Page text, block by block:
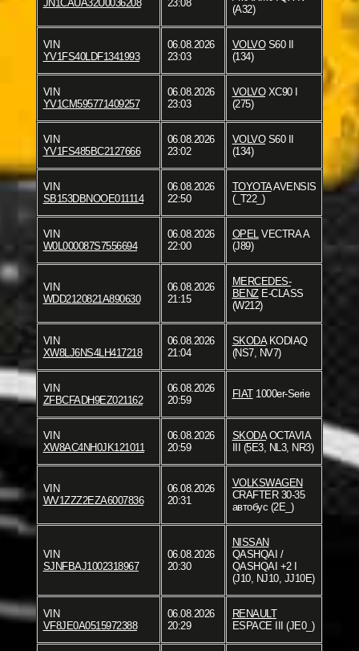
JN1CAUA32U0036208
23:08
(A32)
VIN
YV1FS40LDF1341993
06.08.2026
23:03
VOLVOS60 II
(134)
VIN
YV1CM595771409257
06.08.2026
23:03
VOLVOXC90 I
(275)
VIN
YV1FS485BC2127666
06.08.2026
23:02
VOLVOS60 II
(134)
VIN
SB153DBNOOE011114
06.08.2026
22:50
TOYOTAAVENSIS
(_T22_)
VIN
W0L000087S7556694
06.08.2026
22:00
OPELVECTRA A
(J89)
VIN
WDD2120821A890630
06.08.2026
21:15
MERCEDES-
BENZE-CLASS
(W212)
VIN
XW8LJ6NS4LH417218
06.08.2026
21:04
SKODAKODIAQ
(NS7, NV7)
VIN
ZFBCFADH9EZ021162
06.08.2026
20:59
FIAT1000er-Serie
VIN
XW8AC4NH0JK121011
06.08.2026
20:59
SKODAOCTAVIA
III (5E3, NL3, NR3)
VIN
WV1ZZZ2EZA6007836
06.08.2026
20:31
VOLKSWAGEN
CRAFTER 30-35
автобус (2E_)
VIN
SJNFBAJ1002318967
06.08.2026
20:30
NISSAN
QASHQAI /
QASHQAI +2 I
(J10, NJ10, JJ10E)
VIN
VF8JE0A0515972388
06.08.2026
20:29
RENAULT
ESPACE III (JE0_)